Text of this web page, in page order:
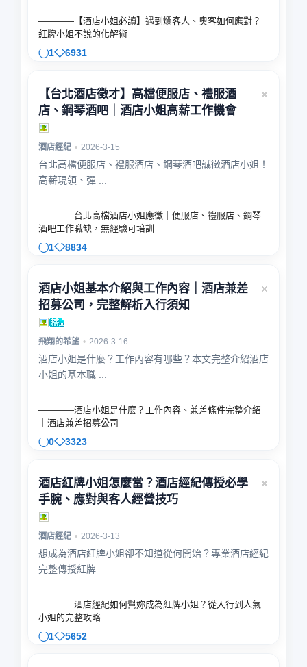
————【酒店小姐必讀】遇到爛客人、奧客如何應對？
紅牌小姐不說的化解術
1 6931
【台北酒店徵才】高檔便服店、禮服酒
店、鋼琴酒吧｜酒店小姐高薪工作機會
酒店經紀 • 2026-3-15
台北高檔便服店、禮服酒店、鋼琴酒吧誠徵酒店小姐！
高薪現領、彈 ...
————台北高檔酒店小姐應徵｜便服店、禮服店、鋼琴
酒吧工作職缺，無經驗可培訓
1 8834
酒店小姐基本介紹與工作內容｜酒店兼差
招募公司，完整解析入行須知
飛翔的希望 • 2026-3-16
酒店小姐是什麼？工作內容有哪些？本文完整介紹酒店
小姐的基本職 ...
————酒店小姐是什麼？工作內容、兼差條件完整介紹
｜酒店兼差招募公司
0 3323
酒店紅牌小姐怎麼當？酒店經紀傳授必學
手腕、應對與客人經營技巧
酒店經紀 • 2026-3-13
想成為酒店紅牌小姐卻不知道從何開始？專業酒店經紀
完整傳授紅牌 ...
————酒店經紀如何幫妳成為紅牌小姐？從入行到人氣
小姐的完整攻略
1 5652